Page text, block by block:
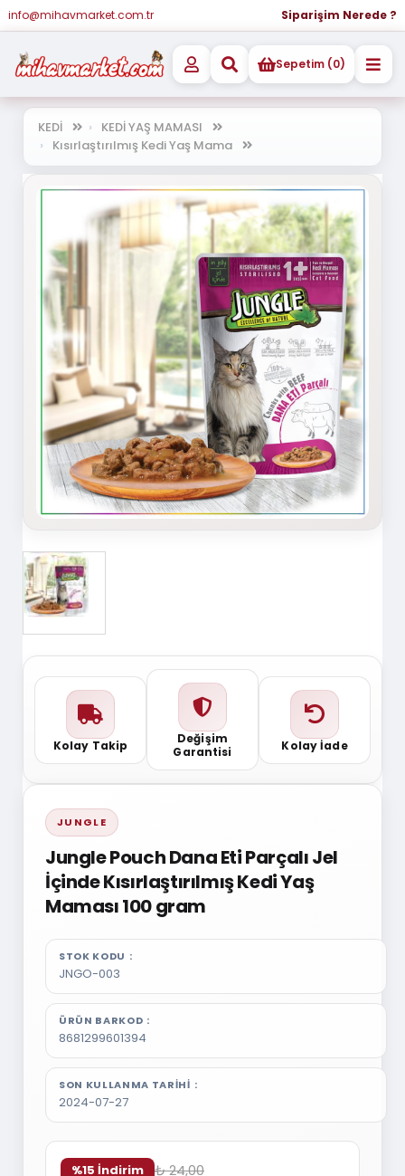
info@mihavmarket.com.tr Siparişim Nerede ?
Sepetim (0)
KEDİ
KEDİ YAŞ MAMASI
Kısırlaştırılmış Kedi Yaş Mama
Kolay Takip
Değişim
Garantisi
Kolay İade
JUNGLE
Jungle Pouch Dana Eti Parçalı Jel
İçinde Kısırlaştırılmış Kedi Yaş
Maması 100 gram
STOK KODU
JNGO-003
ÜRÜN BARKOD
8681299601394
SON KULLANMA TARIHI
2024-07-27
%15 İndirim ₺ 24,00